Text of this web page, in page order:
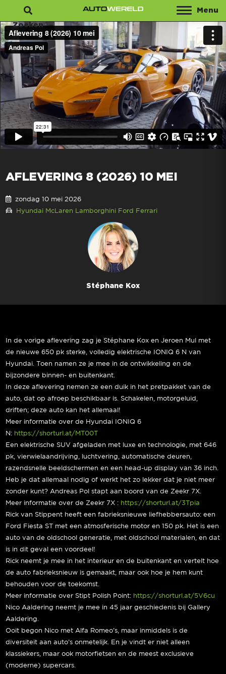
Menu
Zoeken
AFLEVERING 8 (2026) 10 MEI
zondag 10 mei 2026
Hyundai McLaren Lamborghini Ford Ferrari
Stéphane Kox
In de vorige aflevering zag je Stéphane Kox en Jeroen Mul met
de nieuwe 650 pk sterke, volledig elektrische IONIQ 6 N van
Hyundai. Toen namen ze je mee in de ontwikkeling en de
bijzondere binnen- en buitenkant.
In deze aflevering nemen ze een duik in het pretpakket van de
auto, dat op afroep beschikbaar is. Schakelen, motorgeluid,
driften; deze auto kan het allemaal!
Meer informatie over de Hyundai IONIQ 6
N: https://shorturl.at/MT00T
Een elektrische SUV afgeladen met luxe en technologie, met 646
pk, vierwielaandrijving, luchtvering, automatische deuren,
razendsnelle beeldschermen en een head-up display van 36 inch.
Heb je dat allemaal nodig of werkt het zo lekker dat je niet meer
zonder kunt? Andreas Pol stapt aan boord van de Zeekr 7X.
Meer informatie over de Zeekr 7X : https://shorturl.at/3Tpia
Rick van Stippent heeft een fabrieksnieuwe liefhebbersauto: een
Ford Fiesta ST met een atmosferische motor en 150 pk. Het is een
auto van de oldschool generatie, met oldschool materialen, en dat
is in dit geval een voordeel!
Rick neemt je mee in het interieur en de buitenkant en vertelt hoe
de auto fabrieksnieuw is gemaakt, maar ook hoe je hem kunt
behouden voor de toekomst.
Meer informatie over Stipt Polish Point: https://shorturl.at/5V6cu
Nico Aaldering neemt je mee in 45 jaar geschiedenis bij Gallery
Aaldering.
Ooit begon Nico met Alfa Romeo’s, maar inmiddels is de
diversiteit aan auto’s onmetelijk. En je vindt er niet alleen
klassiekers, maar ook motorfietsen en de meest exclusieve
(moderne) supercars.